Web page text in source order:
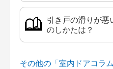
引き戸の滑りが悪
のしかたは？
その他の「室内ドアコラ